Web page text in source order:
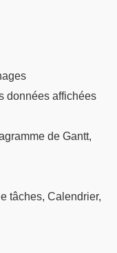
données affichées
de Gantt,
tâches, Calendrier,